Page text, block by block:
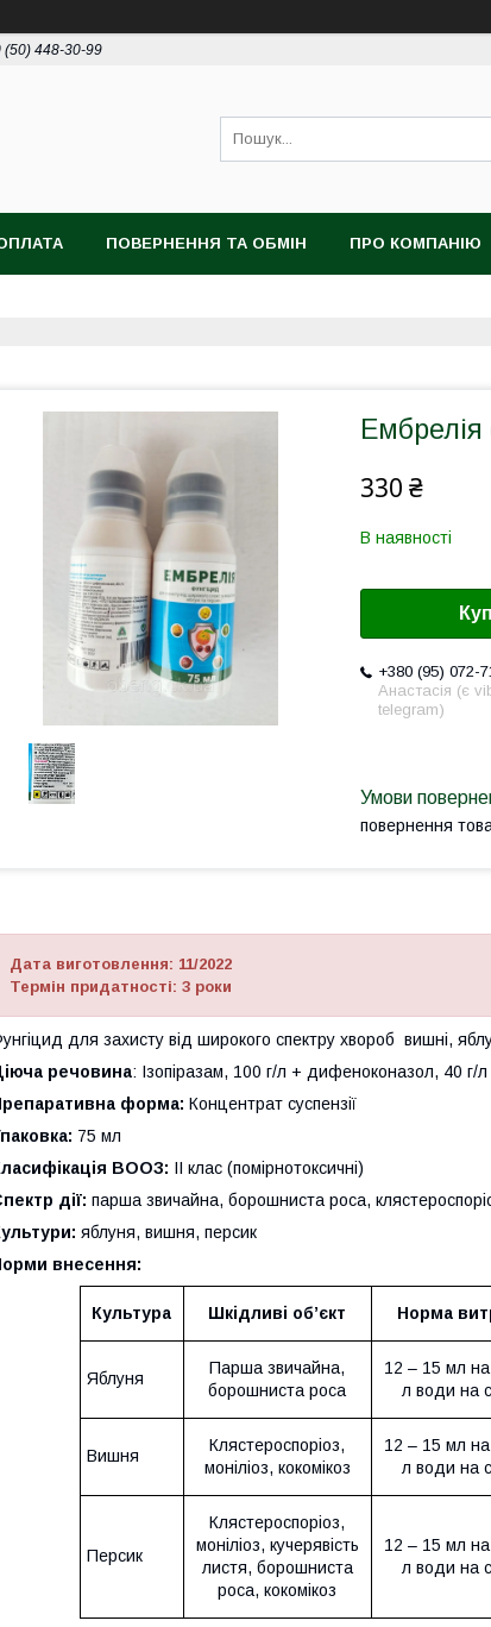
(50) 448-30-99
ПОВЕРНЕННЯ ТА ОБМІН ПРО КОМПАНІЮ
330 ₴
В наявності
+380 (95) 072-
Анастасія (є
telegram)
повернення
Дата виготовлення: 11/2022
Термін придатності: 3 роки
для захисту від широкого спектру хвороб вишні,
речовина: Ізопіразам, 100 г/л + дифеноконазол, 40 г/л
форма: Концентрат суспензії
75 мл
ВООЗ: II клас (помірнотоксичні)
дії: парша звичайна, борошниста роса,
яблуня, вишня, персик
внесення:
Культура Шкідливі об’єкт Норма
Яблуня
Парша звичайна,
борошниста роса
12 – 15 мл
л води на
Вишня
Клястероспоріоз,
моніліоз, кокомікоз
12 – 15 мл
л води на
Персик
Клястероспоріоз,
моніліоз, кучерявість
листя, борошниста
роса, кокомікоз
12 – 15 мл
л води на